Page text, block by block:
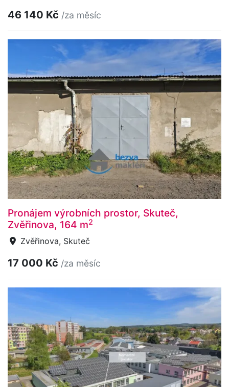
46 140 Kč /za měsíc
Pronájem výrobních prostor, Skuteč,
Zvěřinova, 164 m2
Zvěřinova, Skuteč
17 000 Kč /za měsíc